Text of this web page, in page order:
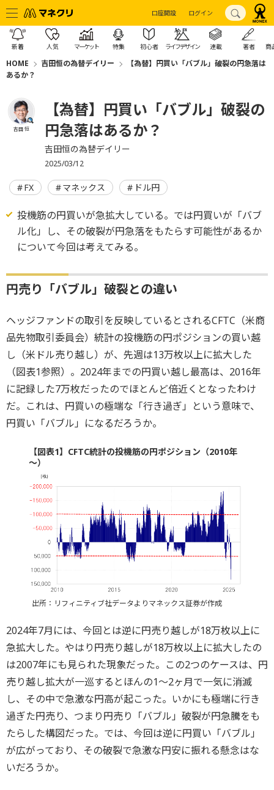
口座開設 ログイン
新着 人気 マーケット 特集 初心者 ライフデザイン 連載 著者 商
HOME 吉田恒の為替デイリー
【為替】円買い「バブル」破裂の円急落は
あるか？
吉田 恒
【為替】円買い「バブル」破裂の
円急落はあるか？
吉田恒の為替デイリー
2025/03/12
FX マネックス ドル円
投機筋の円買いが急拡大している。では円買いが「バブ
ル化」し、その破裂が円急落をもたらす可能性があるか
について今回は考えてみる。
円売り「バブル」破裂との違い
ヘッジファンドの取引を反映しているとされるCFTC（米商
品先物取引委員会）統計の投機筋の円ポジションの買い越
し（米ドル売り越し）が、先週は13万枚以上に拡大した
（図表1参照）。2024年までの円買い越し最高は、2016年
に記録した7万枚だったのでほとんど倍近くとなったわけ
だ。これは、円買いの極端な「行き過ぎ」という意味で、
円買い「バブル」になるだろうか。
【図表1】CFTC統計の投機筋の円ポジション（2010年
～）
出所：リフィニティブ社データよりマネックス証券が作成
2024年7月には、今回とは逆に円売り越しが18万枚以上に
急拡大した。やはり円売り越しが18万枚以上に拡大したの
は2007年にも見られた現象だった。この2つのケースは、円
売り越し拡大が一巡するとほんの1～2ヶ月で一気に消滅
し、その中で急激な円高が起こった。いかにも極端に行き
過ぎた円売り、つまり円売り「バブル」破裂が円急騰をも
たらした構図だった。では、今回は逆に円買い「バブル」
が広がっており、その破裂で急激な円安に振れる懸念はな
いだろうか。